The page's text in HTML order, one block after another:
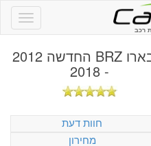
רכב
סובארו BRZ החדשה 2012
- 2018
חוות דעת
מחירון